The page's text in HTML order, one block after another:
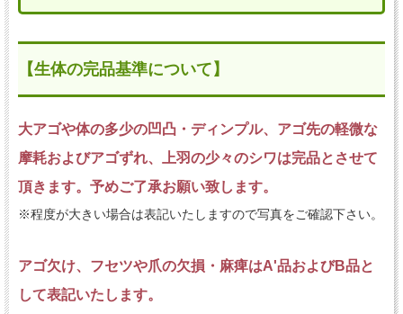
【生体の完品基準について】
大アゴや体の多少の凹凸・ディンプル、アゴ先の軽微な
摩耗およびアゴずれ、上羽の少々のシワは完品とさせて
頂きます。予めご了承お願い致します。
※程度が大きい場合は表記いたしますので写真をご確認下さい。
アゴ欠け、フセツや爪の欠損・麻痺はA'品およびB品と
して表記いたします。